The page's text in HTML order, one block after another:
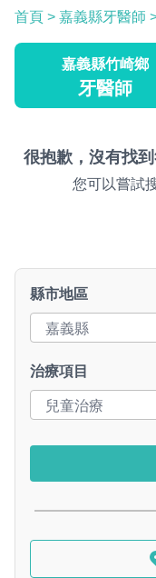
首頁 > 嘉義縣牙醫師
嘉義縣竹崎鄉
牙醫師
很抱歉，沒有找
您可以嘗試
縣市地區
治療項目